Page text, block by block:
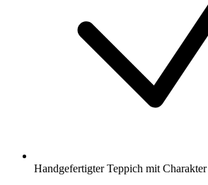
Handgefertigter Teppich mit Charakter